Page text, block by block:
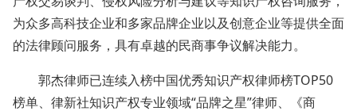
为众多高科技企业和多家品牌企业以及创意企业等提供全面
的法律顾问服务，具有卓越的民商事争议解决能力。
郭杰律师已连续入榜中国优秀知识产权律师榜TOP50
榜单、律新社知识产权专业领域“品牌之星”律师、《商